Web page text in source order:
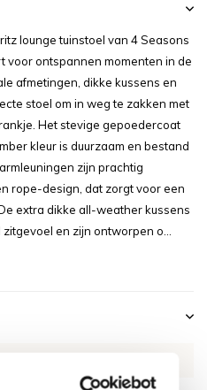
lounge tuinstoel van 4 Seasons
voor ontspannen momenten in de
afmetingen, dikke kussens en
stoel om in weg te zakken met
Het stevige gepoedercoat
kleur is duurzaam en bestand
zijn prachtig
rope-design, dat zorgt voor een
extra dikke all-weather kussens
en zijn ontworpen o...